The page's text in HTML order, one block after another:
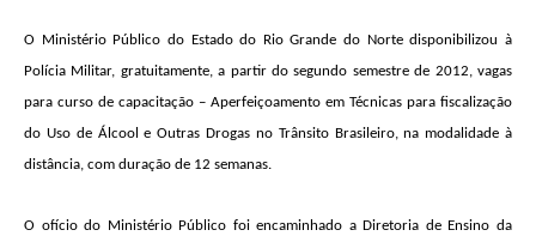
O Ministério Público do Estado do Rio Grande do Norte disponibilizou à
Polícia Militar, gratuitamente, a partir do segundo semestre de 2012, vagas
para curso de capacitação – Aperfeiçoamento em Técnicas para fiscalização
do Uso de Álcool e Outras Drogas no Trânsito Brasileiro, na modalidade à
distância, com duração de 12 semanas.
O ofício do Ministério Público foi encaminhado a Diretoria de Ensino da